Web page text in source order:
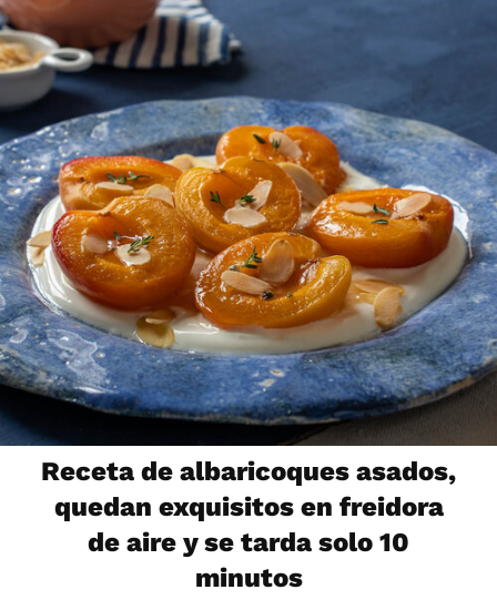
Receta de albaricoques asados,
quedan exquisitos en freidora
de aire y se tarda solo 10
minutos